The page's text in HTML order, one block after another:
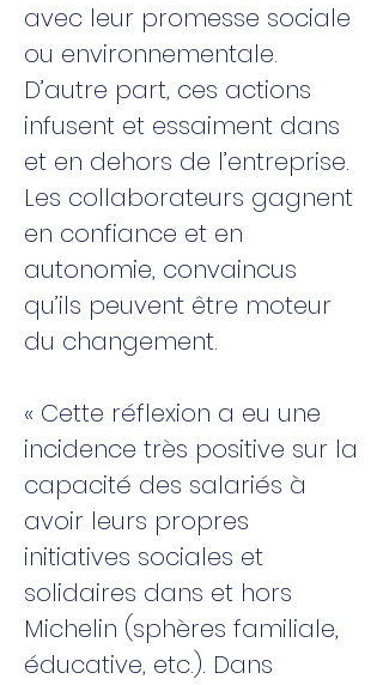
avec leur promesse sociale
ou environnementale.
D’autre part, ces actions
infusent et essaiment dans
et en dehors de l’entreprise.
Les collaborateurs gagnent
en confiance et en
autonomie, convaincus
qu’ils peuvent être moteur
du changement.
« Cette réflexion a eu une
incidence très positive sur la
capacité des salariés à
avoir leurs propres
initiatives sociales et
solidaires dans et hors
Michelin (sphères familiale,
éducative, etc.). Dans